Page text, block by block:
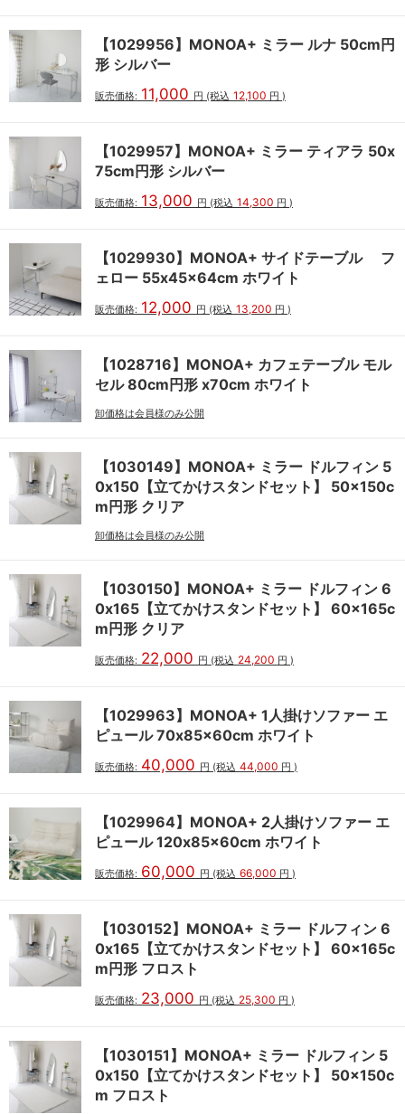
【1029956】MONOA+ ミラー ルナ 50cm円
形 シルバー
販売価格: 11,000 円 (税込 12,100 円 )
【1029957】MONOA+ ミラー ティアラ 50x
75cm円形 シルバー
販売価格: 13,000 円 (税込 14,300 円 )
【1029930】MONOA+ サイドテーブル フ
ェロー 55x45x64cm ホワイト
販売価格: 12,000 円 (税込 13,200 円 )
【1028716】MONOA+ カフェテーブル モル
セル 80cm円形 x70cm ホワイト
卸価格は会員様のみ公開
【1030149】MONOA+ ミラー ドルフィン 5
0x150【立てかけスタンドセット】 50x150c
m円形 クリア
卸価格は会員様のみ公開
【1030150】MONOA+ ミラー ドルフィン 6
0x165【立てかけスタンドセット】 60x165c
m円形 クリア
販売価格: 22,000 円 (税込 24,200 円 )
【1029963】MONOA+ 1人掛けソファー エ
ピュール 70x85x60cm ホワイト
販売価格: 40,000 円 (税込 44,000 円 )
【1029964】MONOA+ 2人掛けソファー エ
ピュール 120x85x60cm ホワイト
販売価格: 60,000 円 (税込 66,000 円 )
【1030152】MONOA+ ミラー ドルフィン 6
0x165【立てかけスタンドセット】 60x165c
m円形 フロスト
販売価格: 23,000 円 (税込 25,300 円 )
【1030151】MONOA+ ミラー ドルフィン 5
0x150【立てかけスタンドセット】 50x150c
m フロスト